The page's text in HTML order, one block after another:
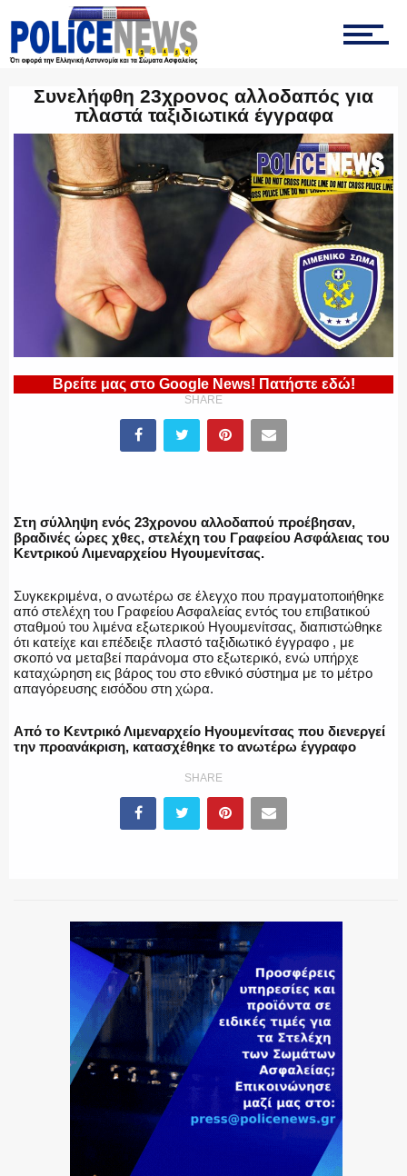
ΤΡΟΧΑΙΑ
ΟΜΑΔΑ “Ζ”
ΠΥΡΟΣΒΕΣΤΙΚΗ
ΛΙΜΕΝΙΚΟ
ΑΣΤΥΝΟΜΙΚΟ ΡΕΠΟΡΤΑΖ
Η ΦΩΝΗ ΣΟΥ
ΟΠΛΑ/ΕΞΟΠΛΙΣΜΟΣ
Συνελήφθη 23χρονος αλλοδαπός για
πλαστά ταξιδιωτικά έγγραφα
Βρείτε μας στο Google News! Πατήστε εδώ!
SHARE
Στη σύλληψη ενός 23χρονου αλλοδαπού προέβησαν,
βραδινές ώρες χθες, στελέχη του Γραφείου Ασφάλειας του
Κεντρικού Λιμεναρχείου Ηγουμενίτσας.
Συγκεκριμένα, ο ανωτέρω σε έλεγχο που πραγματοποιήθηκε
από στελέχη του Γραφείου Ασφαλείας εντός του επιβατικού
σταθμού του λιμένα εξωτερικού Ηγουμενίτσας, διαπιστώθηκε
ότι κατείχε και επέδειξε πλαστό ταξιδιωτικό έγγραφο , με
σκοπό να μεταβεί παράνομα στο εξωτερικό, ενώ υπήρχε
καταχώρηση εις βάρος του στο εθνικό σύστημα με το μέτρο
απαγόρευσης εισόδου στη χώρα.
Από το Κεντρικό Λιμεναρχείο Ηγουμενίτσας που διενεργεί
την προανάκριση, κατασχέθηκε το ανωτέρω έγγραφο
SHARE